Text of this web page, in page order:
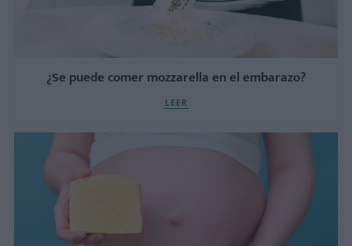
¿Se puede comer mozzarella en el embarazo?
LEER